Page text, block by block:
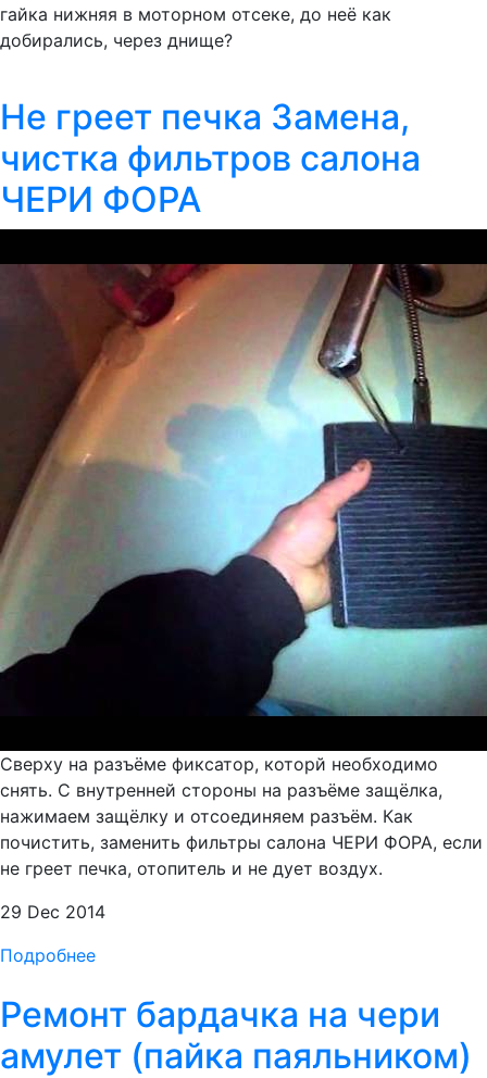
гайка нижняя в моторном отсеке, до неё как
добирались, через днище?
Не греет печка Замена,
чистка фильтров салона
ЧЕРИ ФОРА
Сверху на разъёме фиксатор, которй необходимо
снять. С внутренней стороны на разъёме защёлка,
нажимаем защёлку и отсоединяем разъём. Как
почистить, заменить фильтры салона ЧЕРИ ФОРА, если
не греет печка, отопитель и не дует воздух.
29 Dec 2014
Подробнее
Ремонт бардачка на чери
амулет (пайка паяльником)